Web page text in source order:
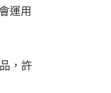
運用
，許